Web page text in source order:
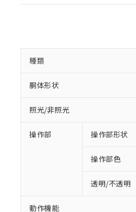
種類
胴体形状
照光/非照光
操作部 操作部形状
操作部色
透明/不透明
動作機能